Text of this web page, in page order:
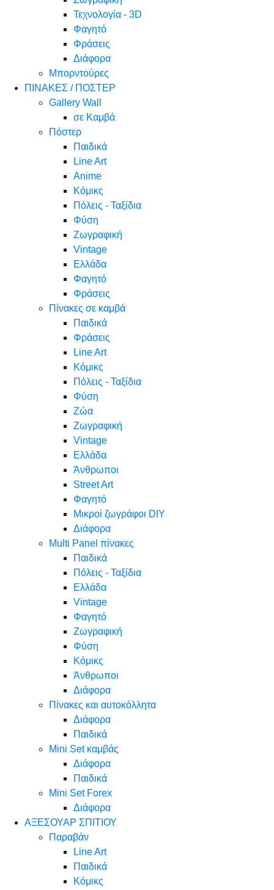
Τεχνολογία - 3D
Φαγητό
Φράσεις
Διάφορα
Μπορντούρες
ΠΙΝΑΚΕΣ / ΠΟΣΤΕΡ
Gallery Wall
σε Καμβά
Πόστερ
Παιδικά
Line Art
Anime
Κόμικς
Πόλεις - Ταξίδια
Φύση
Ζωγραφική
Vintage
Ελλάδα
Φαγητό
Φράσεις
Πίνακες σε καμβά
Παιδικά
Φράσεις
Line Art
Κόμικς
Πόλεις - Ταξίδια
Φύση
Ζώα
Ζωγραφική
Vintage
Ελλάδα
Άνθρωποι
Street Art
Φαγητό
Μικροί ζωγράφοι DIY
Διάφορα
Multi Panel πίνακες
Παιδικά
Πόλεις - Ταξίδια
Ελλάδα
Vintage
Φαγητό
Ζωγραφική
Φύση
Κόμικς
Άνθρωποι
Διάφορα
Πίνακες και αυτοκόλλητα
Διάφορα
Παιδικά
Mini Set καμβάς
Διάφορα
Παιδικά
Mini Set Forex
Διάφορα
ΑΞΕΣΟΥΑΡ ΣΠΙΤΙΟΥ
Παραβάν
Line Art
Παιδικά
Κόμικς